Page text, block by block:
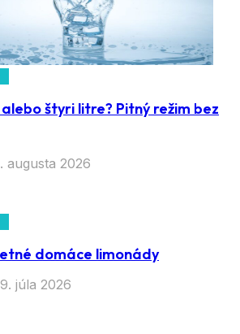
štyri litre? Pitný režim bez
augusta 2026
domáce limonády
júla 2026